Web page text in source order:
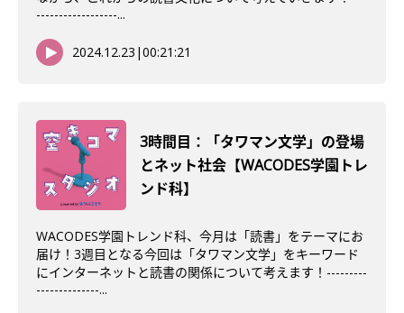
------------------...
2024.12.23 |00:21:21
3時間目：「タワマン文学」の登場
とネット社会【WACODES学園トレ
ンド科】
WACODES学園トレンド科、今月は「読書」をテーマにお
届け！3週目となる今回は「タワマン文学」をキーワード
にインターネットと読書の関係について考えます！---------
--------------...